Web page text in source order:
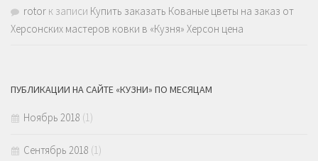
rotor к записи Купить заказать Кованые цветы на заказ от
Херсонских мастеров ковки в «Кузня» Херсон цена
ПУБЛИКАЦИИ НА САЙТЕ «КУЗНИ» ПО МЕСЯЦАМ
Ноябрь 2018 (1)
Сентябрь 2018 (1)